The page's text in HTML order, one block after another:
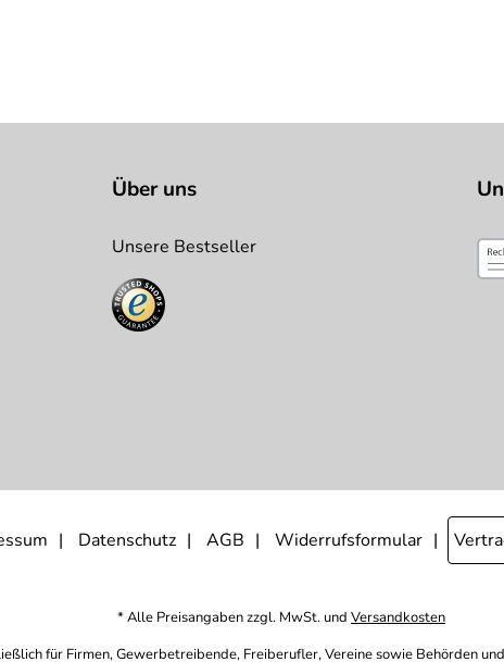
Über uns
Unsere Bestseller
Datenschutz AGB Widerrufsformular
* Alle Preisangaben zzgl. MwSt. und Versandkosten
für Firmen, Gewerbetreibende, Freiberufler, Vereine sowie Behörden